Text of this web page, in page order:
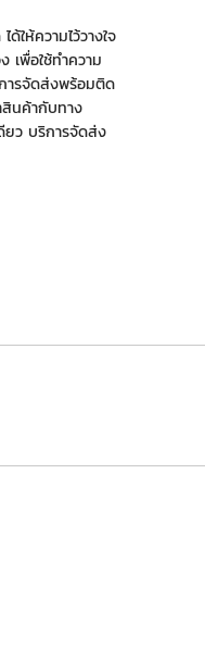
ให้ความไว้วางใจ
เพื่อใช้ทำความ
ารจัดส่งพร้อมติด
นค้ากับทาง
ยว บริการจัดส่ง